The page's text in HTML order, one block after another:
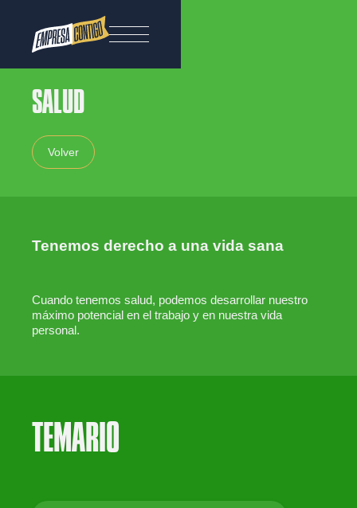
SALUD
Volver
Tenemos derecho a una vida sana
Cuando tenemos salud, podemos desarrollar nuestro
máximo potencial en el trabajo y en nuestra vida
personal.
TEMARIO